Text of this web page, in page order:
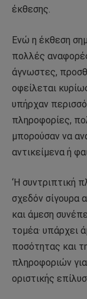
έκθεσης.
Ενώ η έκθεση
πολλές
άγνωστες,
οφείλεται
υπήρχαν
πληροφορίες,
μπορούσαν να
αντικείμενα ή
‘Η συντριπτική
σχεδόν σίγουρα
και άμεση
τομέα· υπάρχει
ποσότητας και
πληροφοριών
οριστικής